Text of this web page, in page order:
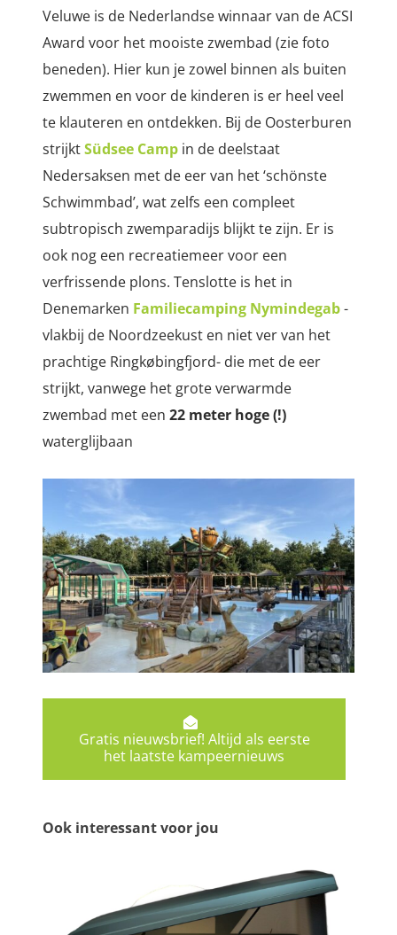
Veluwe is de Nederlandse winnaar van de ACSI
Award voor het mooiste zwembad (zie foto
beneden). Hier kun je zowel binnen als buiten
zwemmen en voor de kinderen is er heel veel
te klauteren en ontdekken. Bij de Oosterburen
strijktSüdsee Camp in de deelstaat
Nedersaksen met de eer van het ‘schönste
Schwimmbad’, wat zelfs een compleet
subtropisch zwemparadijs blijkt te zijn. Er is
ook nog een recreatiemeer voor een
verfrissende plons. Tenslotte is het in
Denemarken Familiecamping Nymindegab-
vlakbij de Noordzeekust en niet ver van het
prachtige Ringkøbingfjord- die met de eer
strijkt, vanwege het grote verwarmde
zwembad met een 22 meter hoge (!)
waterglijbaan
Gratis nieuwsbrief! Altijd als eerste
het laatste kampeernieuws
Ook interessant voor jou